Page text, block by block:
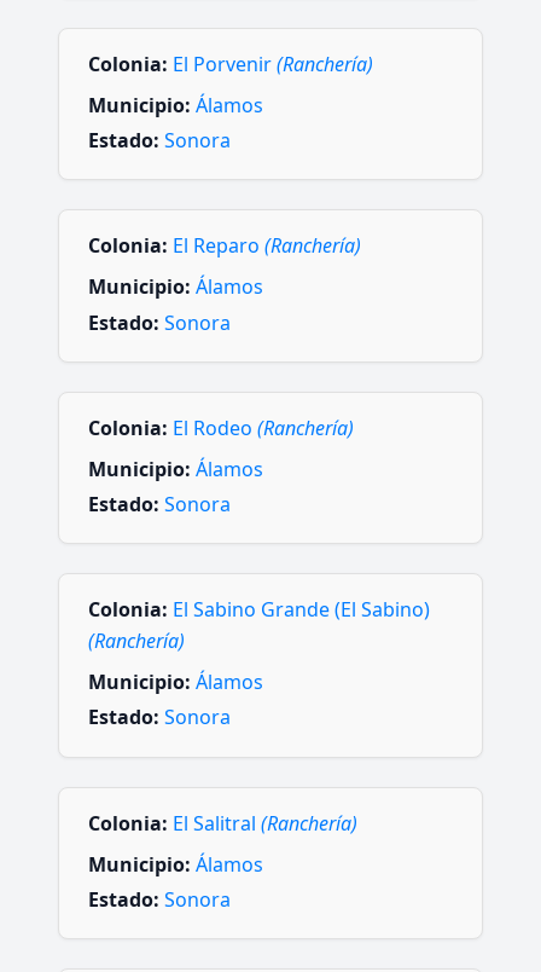
Colonia: El Porvenir(Ranchería)
Municipio: Álamos
Estado: Sonora
Colonia: El Reparo (Ranchería)
Municipio: Álamos
Estado: Sonora
Colonia: El Rodeo (Ranchería)
Municipio: Álamos
Estado: Sonora
Colonia: El Sabino Grande (El Sabino)
(Ranchería)
Municipio: Álamos
Estado: Sonora
Colonia: El Salitral (Ranchería)
Municipio: Álamos
Estado: Sonora